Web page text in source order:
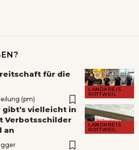
LANDKREIS
ROTTWEIL
für die
(pm)
LANDKREIS
ROTTWEIL
vielleicht in
Verbotsschilder
an